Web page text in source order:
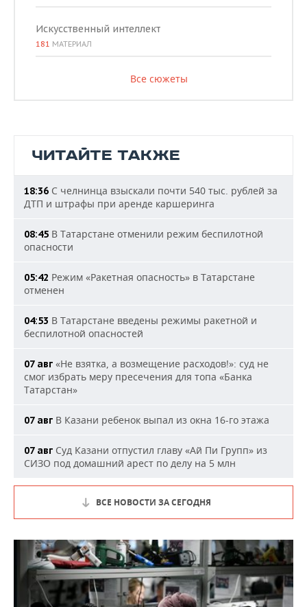
Искусственный интеллект
181 МАТЕРИАЛ
Все сюжеты
ЧИТАЙТЕ ТАКЖЕ
18:36 С челнинца взыскали почти 540 тыс. рублей за
ДТП и штрафы при аренде каршеринга
08:45 В Татарстане отменили режим беспилотной
опасности
05:42 Режим «Ракетная опасность» в Татарстане
отменен
04:53 В Татарстане введены режимы ракетной и
беспилотной опасностей
07 авг «Не взятка, а возмещение расходов!»: суд не
смог избрать меру пресечения для топа «Банка
Татарстан»
07 авг В Казани ребенок выпал из окна 16-го этажа
07 авг Суд Казани отпустил главу «Ай Пи Групп» из
СИЗО под домашний арест по делу на 5 млн
ВСЕ НОВОСТИ ЗА СЕГОДНЯ